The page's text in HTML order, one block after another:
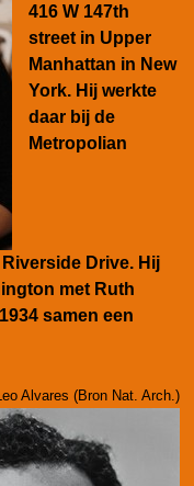
416 W 147th
street in Upper
Manhattan in New
York. Hij werkte
daar bij de
Metropolian
Drive. Hij
met Ruth
samen een
Leo Alvares (Bron Nat. Arch.)